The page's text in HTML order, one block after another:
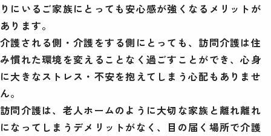
りにいるご家族にとっても安心感が強くなるメリットが
あります。
介護される側・介護をする側にとっても、訪問介護は住
み慣れた環境を変えることなく過ごすことができ、心身
に大きなストレス・不安を抱えてしまう心配もありませ
ん。
訪問介護は、老人ホームのように大切な家族と離れ離れ
になってしまうデメリットがなく、目の届く場所で介護